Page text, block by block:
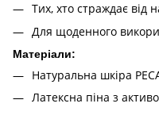
Тих, хто страждає від
Для щоденного
Матеріали:
Натуральна шкіра
Латексна піна з